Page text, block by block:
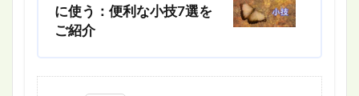
に使う：便利な小技7選を
ご紹介